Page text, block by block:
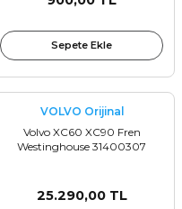
Sepete Ekle
VOLVO Orijinal
Volvo XC60 XC90 Fren
Westinghouse 31400307
25.290,00 TL